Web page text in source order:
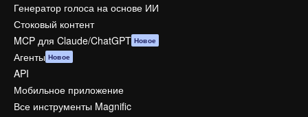
Генератор голоса на основе ИИ
Стоковый контент
MCP для Claude/ChatGPT Новое
Агенты Новое
API
Мобильное приложение
Все инструменты Magnific